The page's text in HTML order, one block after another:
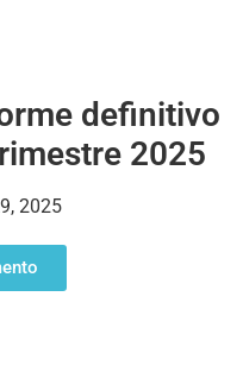
definitivo
2025
2025